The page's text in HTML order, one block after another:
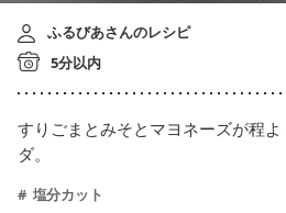
ふるびあさんのレシピ
5分以内
すりごまとみそとマヨネーズが程
ダ。
塩分カット